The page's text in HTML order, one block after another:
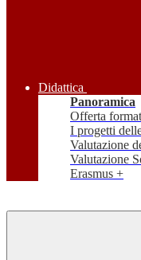
Didattica
Panoramica
Offerta
I progetti
Valutazione
Valutazione
Erasmus +